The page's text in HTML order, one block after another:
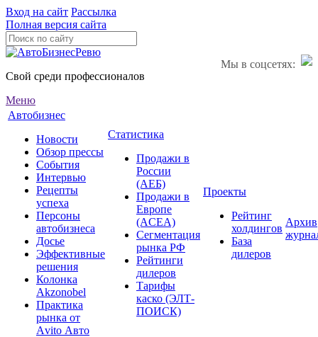
Вход на сайт Рассылка
Полная версия сайта
Мы в соцсетях:
Свой среди профессионалов
Меню
Автобизнес
Новости
Обзор прессы
События
Интервью
Рецепты
успеха
Персоны
автобизнеса
Досье
Эффективные
решения
Колонка
Akzonobel
Практика
рынка от
Аvito Авто
Статистика
Продажи в
России
(АЕБ)
Продажи в
Европе
(ACEA)
Сегментация
рынка РФ
Рейтинги
дилеров
Тарифы
каско (ЭЛТ-
ПОИСК)
Проекты
Рейтинг
холдингов
База
дилеров
Архив